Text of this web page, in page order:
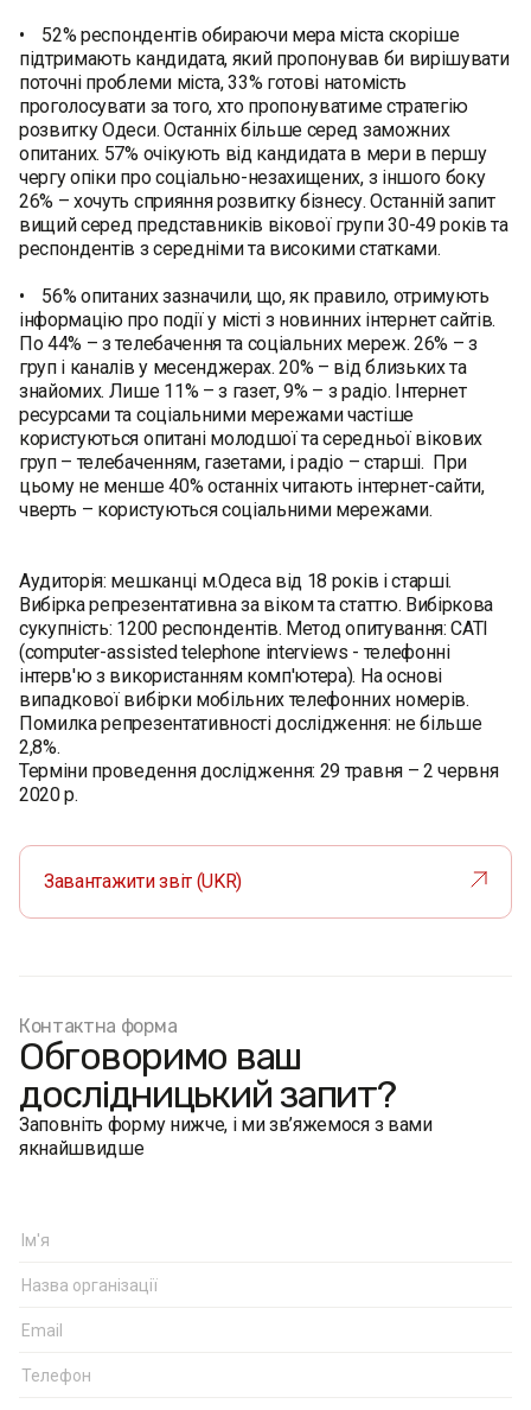
• 52% респондентів обираючи мера міста скоріше
підтримають кандидата, який пропонував би вирішувати
поточні проблеми міста, 33% готові натомість
проголосувати за того, хто пропонуватиме стратегію
розвитку Одеси. Останніх більше серед заможних
опитаних. 57% очікують від кандидата в мери в першу
чергу опіки про соціально-незахищених, з іншого боку
26% – хочуть сприяння розвитку бізнесу. Останній запит
вищий серед представників вікової групи 30-49 років та
респондентів з середніми та високими статками.
• 56% опитаних зазначили, що, як правило, отримують
інформацію про події у місті з новинних інтернет сайтів.
По 44% – з телебачення та соціальних мереж. 26% – з
груп і каналів у месенджерах. 20% – від близьких та
знайомих. Лише 11% – з газет, 9% – з радіо. Інтернет
ресурсами та соціальними мережами частіше
користуються опитані молодшої та середньої вікових
груп – телебаченням, газетами, і радіо – старші. При
цьому не менше 40% останніх читають інтернет-сайти,
чверть – користуються соціальними мережами.
Аудиторія: мешканці м.Одеса від 18 років і старші.
Вибірка репрезентативна за віком та статтю. Вибіркова
сукупність: 1200 респондентів. Метод опитування: CATI
(computer-assisted telephone interviews - телефонні
інтерв'ю з використанням комп'ютера). На основі
випадкової вибірки мобільних телефонних номерів.
Помилка репрезентативності дослідження: не більше
2,8%.
Терміни проведення дослідження: 29 травня – 2 червня
2020 р.
Завантажити звіт (UKR)
Контактна форма
Обговоримо ваш
дослідницький запит?
Заповніть форму нижче, і ми зв’яжемося з вами
якнайшвидше